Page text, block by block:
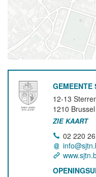
GEMEENTE
12-13
1210 Brussel
ZIE KAART
02 220